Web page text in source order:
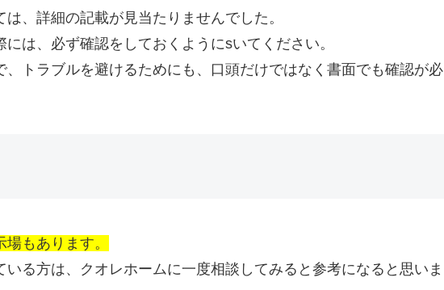
、詳細の記載が見当たりませんでした。
は、必ず確認をしておくようにsいてください。
、トラブルを避けるためにも、口頭だけではなく書面でも確認が必
もあります。
る方は、クオレホームに一度相談してみると参考になると思いま